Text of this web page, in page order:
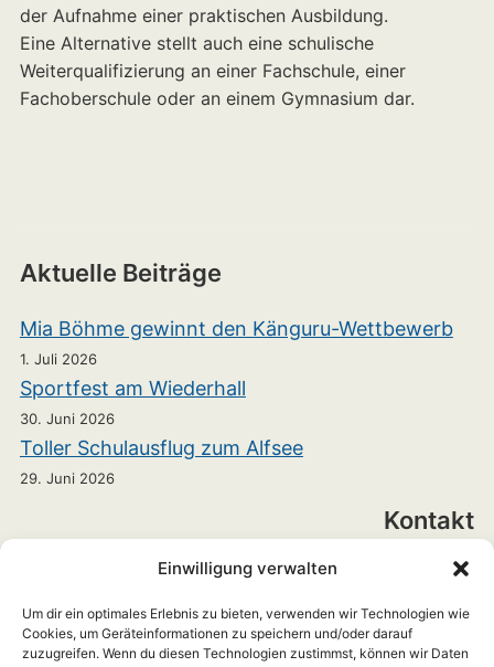
Einwilligung verwalten
Um dir ein optimales Erlebnis zu bieten, verwenden wir Technologien wie
Cookies, um Geräteinformationen zu speichern und/oder darauf
zuzugreifen. Wenn du diesen Technologien zustimmst, können wir Daten
der Aufnahme einer praktischen Ausbildung.
Eine Alternative stellt auch eine schulische
Weiterqualifizierung an einer Fachschule, einer
Fachoberschule oder an einem Gymnasium dar.
Aktuelle Beiträge
Mia Böhme gewinnt den Känguru-Wettbewerb
1. Juli 2026
Sportfest am Wiederhall
30. Juni 2026
Toller Schulausflug zum Alfsee
29. Juni 2026
Kontakt
Realschule Bramsche
Heinrichstraße 7
49565 Bramsche